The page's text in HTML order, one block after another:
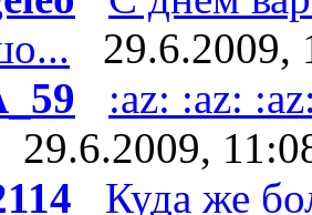
29.6.2009,
:az: :az:
29.6.2009,
Куда же